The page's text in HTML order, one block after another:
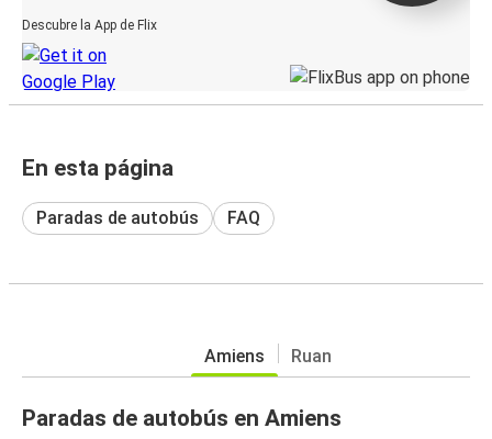
Descubre la App de Flix
En esta página
Paradas de autobús FAQ
Amiens Ruan
Paradas de autobús en Amiens